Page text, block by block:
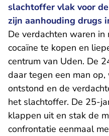
slachtoffer vlak voor
zijn aanhouding drugs
De verdachten waren
cocaïne te kopen en
centrum van Uden. De
daar tegen een man
ontstond en de
het slachtoffer. De 25-
klappen uit en stak de
confrontatie eenmaal